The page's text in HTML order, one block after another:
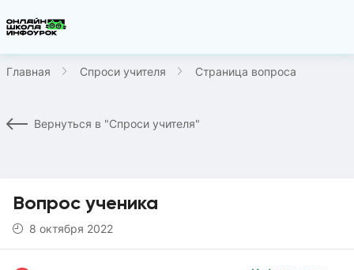
Главная Спроси учителя Страница вопроса
Вернуться в "Спроси учителя"
Вопрос ученика
8 октября 2022